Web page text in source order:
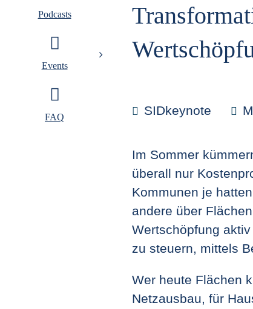
Podcasts
Events
FAQ SIDkeynote
Im Sommer
überall nur
Kommunen je
andere über
Wertschöpfung
zu steuern, mittels
Wer heute Flächen
Netzausbau, für